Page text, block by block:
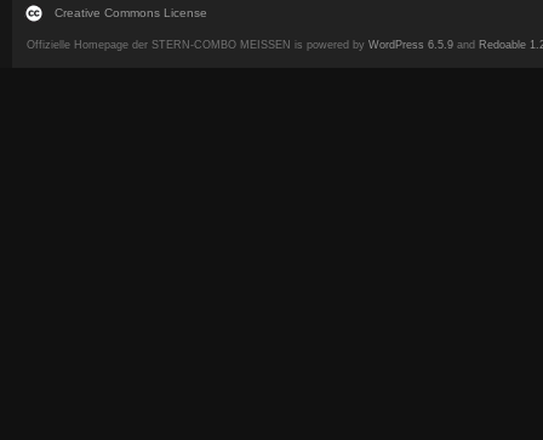
Creative Commons License
Offizielle Homepage der STERN-COMBO MEISSEN is powered by WordPress 6.5.9 and Redoable